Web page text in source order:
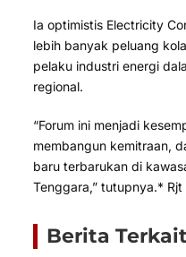
Ia optimistis Electricity
lebih banyak peluang
pelaku industri energi
regional.
“Forum ini menjadi
membangun kemitraan,
baru terbarukan di
Tenggara,” tutupnya.* Rjt
Berita Terkait